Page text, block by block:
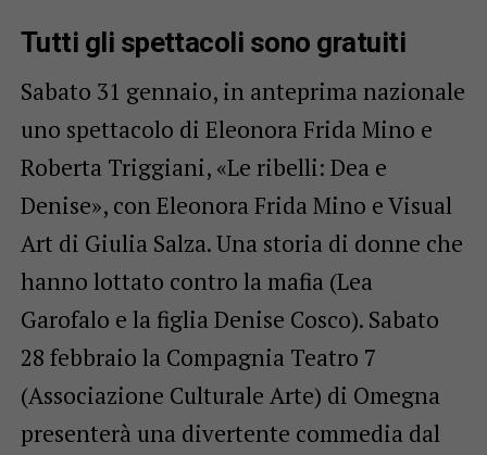
Tutti gli spettacoli sono gratuiti
Sabato 31 gennaio, in anteprima nazionale
uno spettacolo di Eleonora Frida Mino e
Roberta Triggiani, «Le ribelli: Dea e
Denise», con Eleonora Frida Mino e Visual
Art di Giulia Salza. Una storia di donne che
hanno lottato contro la mafia (Lea
Garofalo e la figlia Denise Cosco). Sabato
28 febbraio la Compagnia Teatro 7
(Associazione Culturale Arte) di Omegna
presenterà una divertente commedia dal